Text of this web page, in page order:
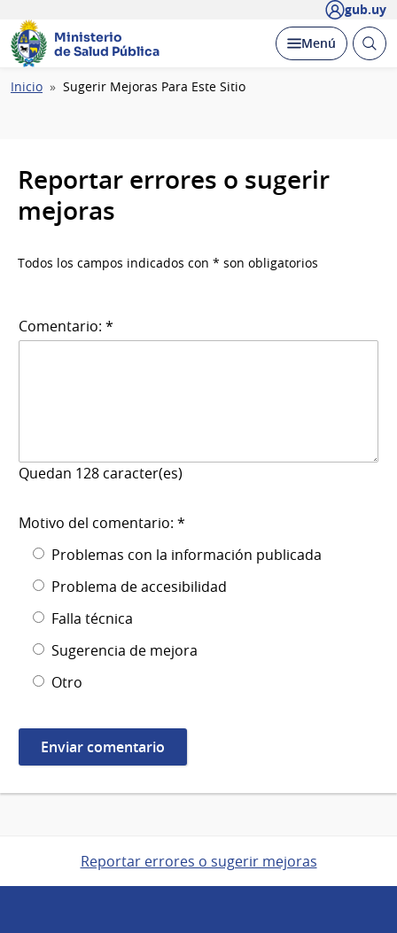
gub.uy
Ministerio
de Salud Pública
Desplegar
Menú Abrir
Ruta
Inicio Sugerir Mejoras Para Este Sitio
Reportar errores o sugerir
mejoras
Todos los campos indicados con * son obligatorios
Comentario: *
Quedan 128 caracter(es)
Motivo del comentario: *
Problemas con la información publicada
Problema de accesibilidad
Falla técnica
Sugerencia de mejora
Otro
Reportar errores o sugerir mejoras